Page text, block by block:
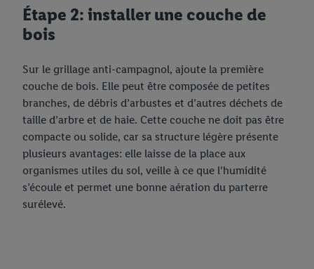
Étape 2: installer une couche de
bois
Sur le grillage anti-campagnol, ajoute la première
couche de bois. Elle peut être composée de petites
branches, de débris d’arbustes et d’autres déchets de
taille d’arbre et de haie. Cette couche ne doit pas être
compacte ou solide, car sa structure légère présente
plusieurs avantages: elle laisse de la place aux
organismes utiles du sol, veille à ce que l’humidité
s’écoule et permet une bonne aération du parterre
surélevé.